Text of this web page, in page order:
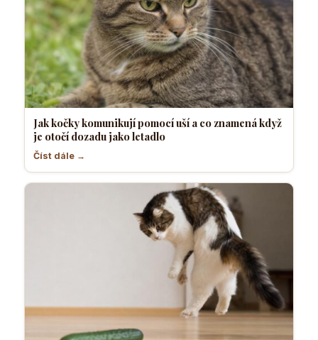
Jak kočky komunikují pomocí uší a co znamená když
je otočí dozadu jako letadlo
Číst dále →